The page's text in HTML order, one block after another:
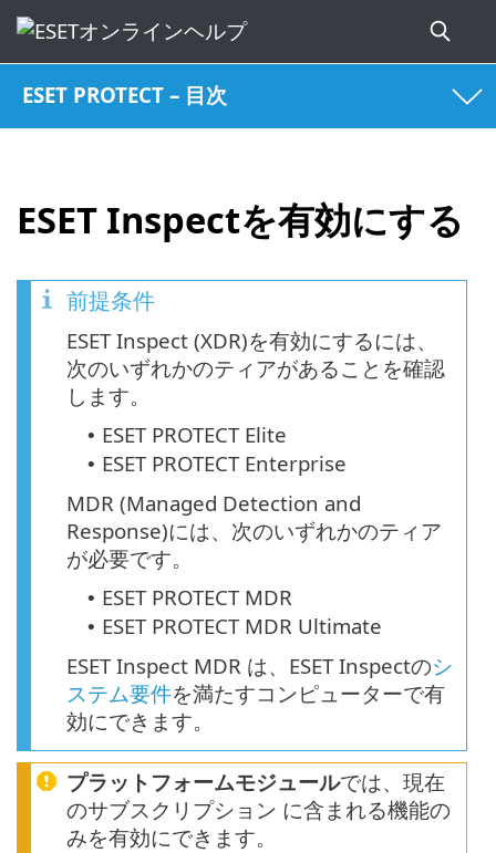
ESET PROTECT – 目次
ESET Inspectを有効にする
前提条件
ESET Inspect (XDR)を有効にするには、
次のいずれかのティアがあることを確認
します。
• ESET PROTECT Elite
• ESET PROTECT Enterprise
MDR (Managed Detection and
Response)には、次のいずれかのティア
が必要です。
• ESET PROTECT MDR
• ESET PROTECT MDR Ultimate
ESET Inspect MDR は、ESET Inspectのシ
ステム要件を満たすコンピューターで有
効にできます。
プラットフォームモジュールでは、現在
のサブスクリプション に含まれる機能の
みを有効にできます。